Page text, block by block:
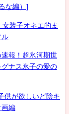
な編）]
装子オネエ的ま
ル
報！超氷河期世
ナス氷子の愛の
供が欲しいど陰キ
画編